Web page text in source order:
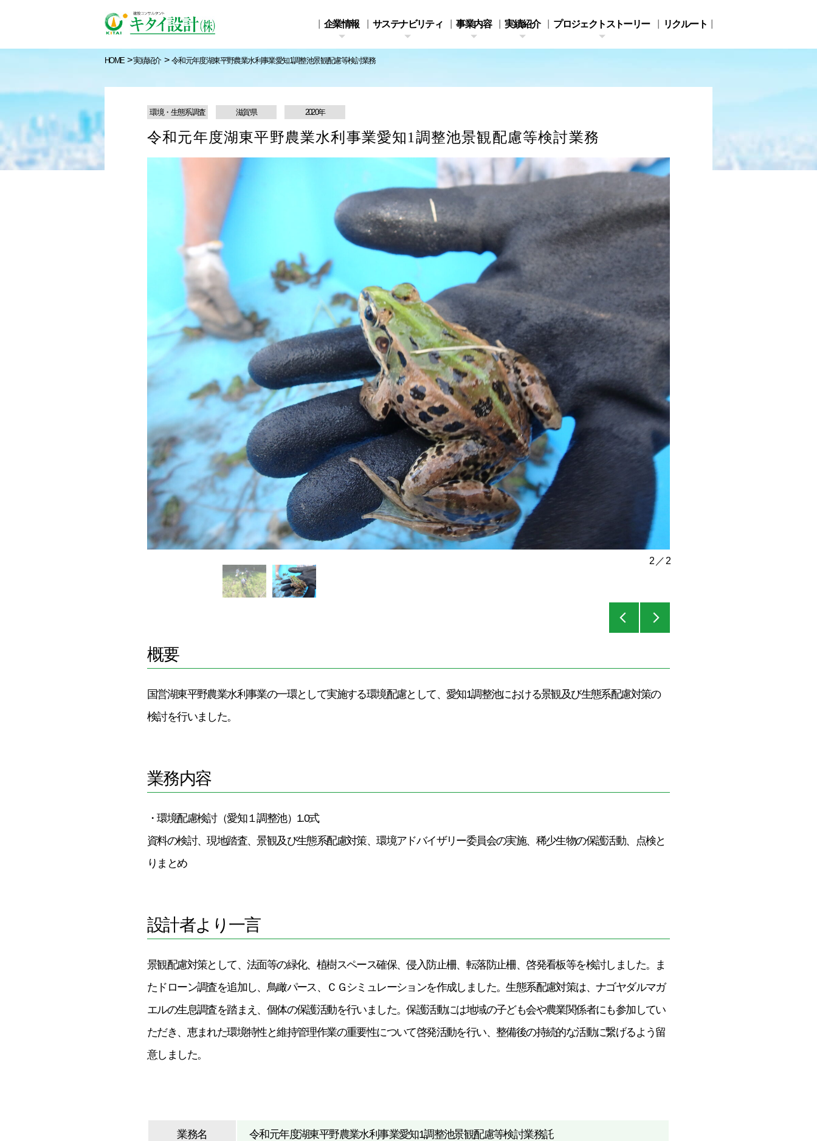
企業情報 サステナビリティ
2020⇒2030
長期ビジョン 2050
事業内容
に輝き続けるまちづく
りに向けて
指して
まちや自然との融和を
綿密な調査で地域の安
全・安心・環境を支え
る
開発途上国の自立的発
展に向けて
地域の自立・活性化に
向けた社会貢献を
実績紹介 プロジェクトストーリー リクルート
HOME >実績紹介 > 令和元年度湖東平野農業水利事業愛知1調整池景観配慮等検討業務
環境・生態系調査 滋賀県 2020年
令和元年度湖東平野農業水利事業愛知1調整池景観配慮等検討業務
2／ 2
概要
国営湖東平野農業水利事業の一環として実施する環境配慮として、愛知1調整池における景観及び生態系配慮対策の
検討を行いました。
業務内容
・環境配慮検討（愛知１調整池）1.0式
資料の検討、現地踏査、景観及び生態系配慮対策、環境アドバイザリー委員会の実施、稀少生物の保護活動、点検と
りまとめ
設計者より一言
景観配慮対策として、法面等の緑化、植樹スペース確保、侵入防止柵、転落防止柵、啓発看板等を検討しました。ま
たドローン調査を追加し、鳥瞰パース、ＣＧシミュレーションを作成しました。生態系配慮対策は、ナゴヤダルマガ
エルの生息調査を踏まえ、個体の保護活動を行いました。保護活動には地域の子ども会や農業関係者にも参加してい
ただき、恵まれた環境特性と維持管理作業の重要性について啓発活動を行い、整備後の持続的な活動に繋げるよう留
意しました。
業務名 令和元年度湖東平野農業水利事業愛知1調整池景観配慮等検討業務託